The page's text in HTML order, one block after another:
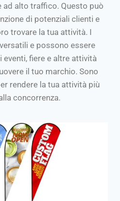
ad alto traffico. Questo può
di potenziali clienti e
trovare la tua attività. I
e possono essere
fiere e altre attività
il tuo marchio. Sono
rendere la tua attività più
concorrenza.